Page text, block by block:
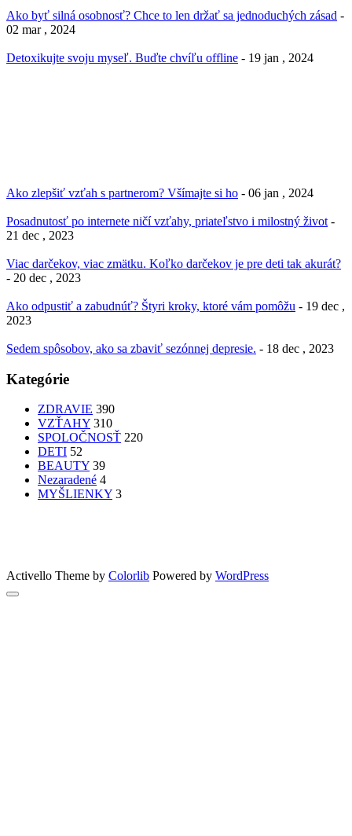
Ako byť silná osobnosť? Chce to len držať sa jednoduchých zásad -
02 mar , 2024
Detoxikujte svoju myseľ. Buďte chvíľu offline - 19 jan , 2024
Ako zlepšiť vzťah s partnerom? Všímajte si ho - 06 jan , 2024
Posadnutosť po internete ničí vzťahy, priateľstvo i milostný život -
21 dec , 2023
Viac darčekov, viac zmätku. Koľko darčekov je pre deti tak akurát?
- 20 dec , 2023
Ako odpustiť a zabudnúť? Štyri kroky, ktoré vám pomôžu - 19 dec ,
2023
Sedem spôsobov, ako sa zbaviť sezónnej depresie. - 18 dec , 2023
Kategórie
ZDRAVIE 390
VZŤAHY 310
SPOLOČNOSŤ 220
DETI 52
BEAUTY 39
Nezaradené 4
MYŠLIENKY 3
Activello Theme by Colorlib Powered by WordPress